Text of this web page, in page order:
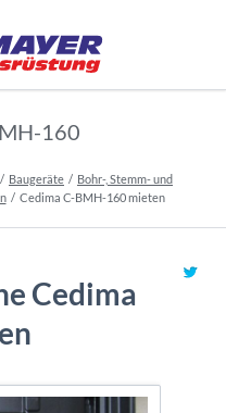
160
Baugeräte
Bohr-, Stemm- und
Cedima C-BMH-160 mieten
Cedima